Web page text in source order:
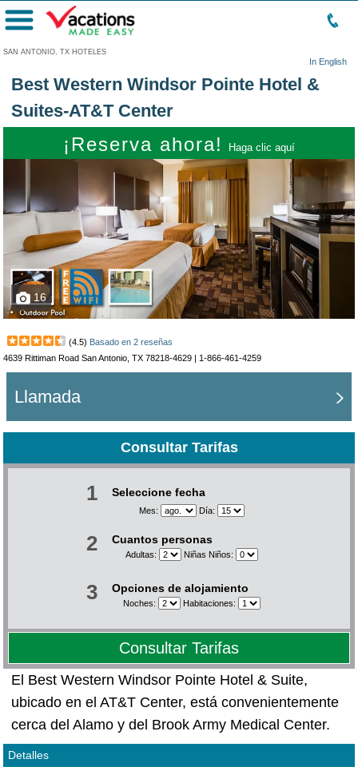
SAN ANTONIO, TX HOTELES
In English
Menú
Best Western Windsor Pointe Hotel &
Suites-AT&T Center
¡Reserva ahora! Haga clic aquí
16
(4.5) Basado en 2 reseñas
4639 Rittiman Road San Antonio, TX 78218-4629 | 1-866-461-4259
Llamada
Consultar Tarifas
1 Seleccione fecha
Mes: Día:
2 Cuantos personas
Adultas: Niñas Niños:
3 Opciones de alojamiento
Noches: Habitaciones:
Consultar Tarifas
El Best Western Windsor Pointe Hotel & Suite,
ubicado en el AT&T Center, está convenientemente
cerca del Alamo y del Brook Army Medical Center.
Detalles